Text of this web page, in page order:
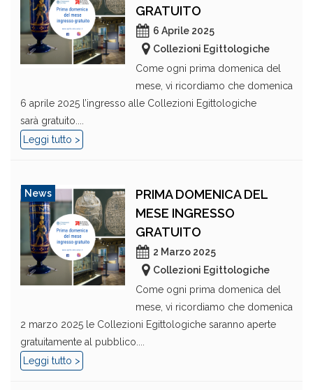
GRATUITO
6 Aprile 2025
Collezioni Egittologiche
Come ogni prima domenica del
mese, vi ricordiamo che domenica
6 aprile 2025 l’ingresso alle Collezioni Egittologiche
sarà gratuito....
Leggi tutto >
News
PRIMA DOMENICA DEL
MESE INGRESSO
GRATUITO
2 Marzo 2025
Collezioni Egittologiche
Come ogni prima domenica del
mese, vi ricordiamo che domenica
2 marzo 2025 le Collezioni Egittologiche saranno aperte
gratuitamente al pubblico....
Leggi tutto >